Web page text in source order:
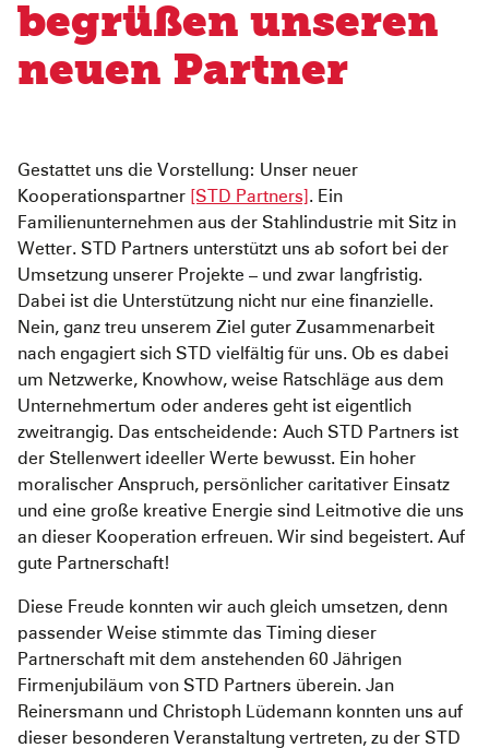
Pediatric Emergency Fund
Abgeschlossene Projekte
Transparenz
Jahresbericht
begrüßen unseren
neuen Partner
Gestattet uns die Vorstellung: Unser neuer
Kooperationspartner
[STD Partners] . Ein
Familienunternehmen aus der Stahlindustrie mit Sitz in
Wetter. STD Partners unterstützt uns ab sofort bei der
Umsetzung unserer Projekte – und zwar langfristig.
Dabei ist die Unterstützung nicht nur eine finanzielle.
Nein, ganz treu unserem Ziel guter Zusammenarbeit
nach engagiert sich STD vielfältig für uns. Ob es dabei
um Netzwerke, Knowhow, weise Ratschläge aus dem
Unternehmertum oder anderes geht ist eigentlich
zweitrangig. Das entscheidende: Auch STD Partners ist
der Stellenwert ideeller Werte bewusst. Ein hoher
moralischer Anspruch, persönlicher caritativer Einsatz
und eine große kreative Energie sind Leitmotive die uns
an dieser Kooperation erfreuen. Wir sind begeistert. Auf
gute Partnerschaft!
Diese Freude konnten wir auch gleich umsetzen, denn
passender Weise stimmte das Timing dieser
Partnerschaft mit dem anstehenden 60 Jährigen
Firmenjubiläum von STD Partners überein. Jan
Reinersmann und Christoph Lüdemann konnten uns auf
dieser besonderen Veranstaltung vertreten, zu der STD